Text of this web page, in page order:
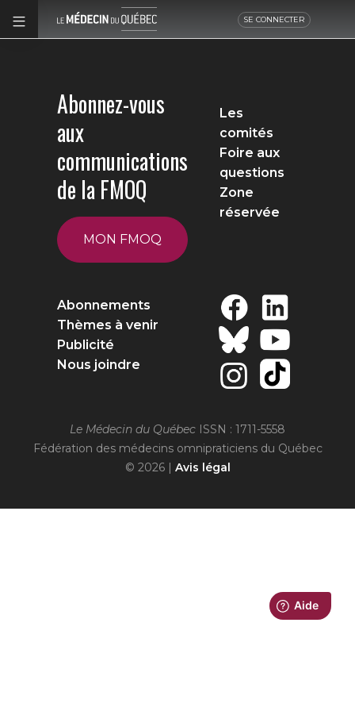
SE CONNECTER
Abonnez-vous
aux
communications
de la FMOQ
MON FMOQ
Les
comités
Foire aux
questions
Zone
réservée
Abonnements
Thèmes à venir
Publicité
Nous joindre
Le Médecin du Québec ISSN : 1711-5558
Fédération des médecins omnipraticiens du Québec
© 2026 | Avis légal